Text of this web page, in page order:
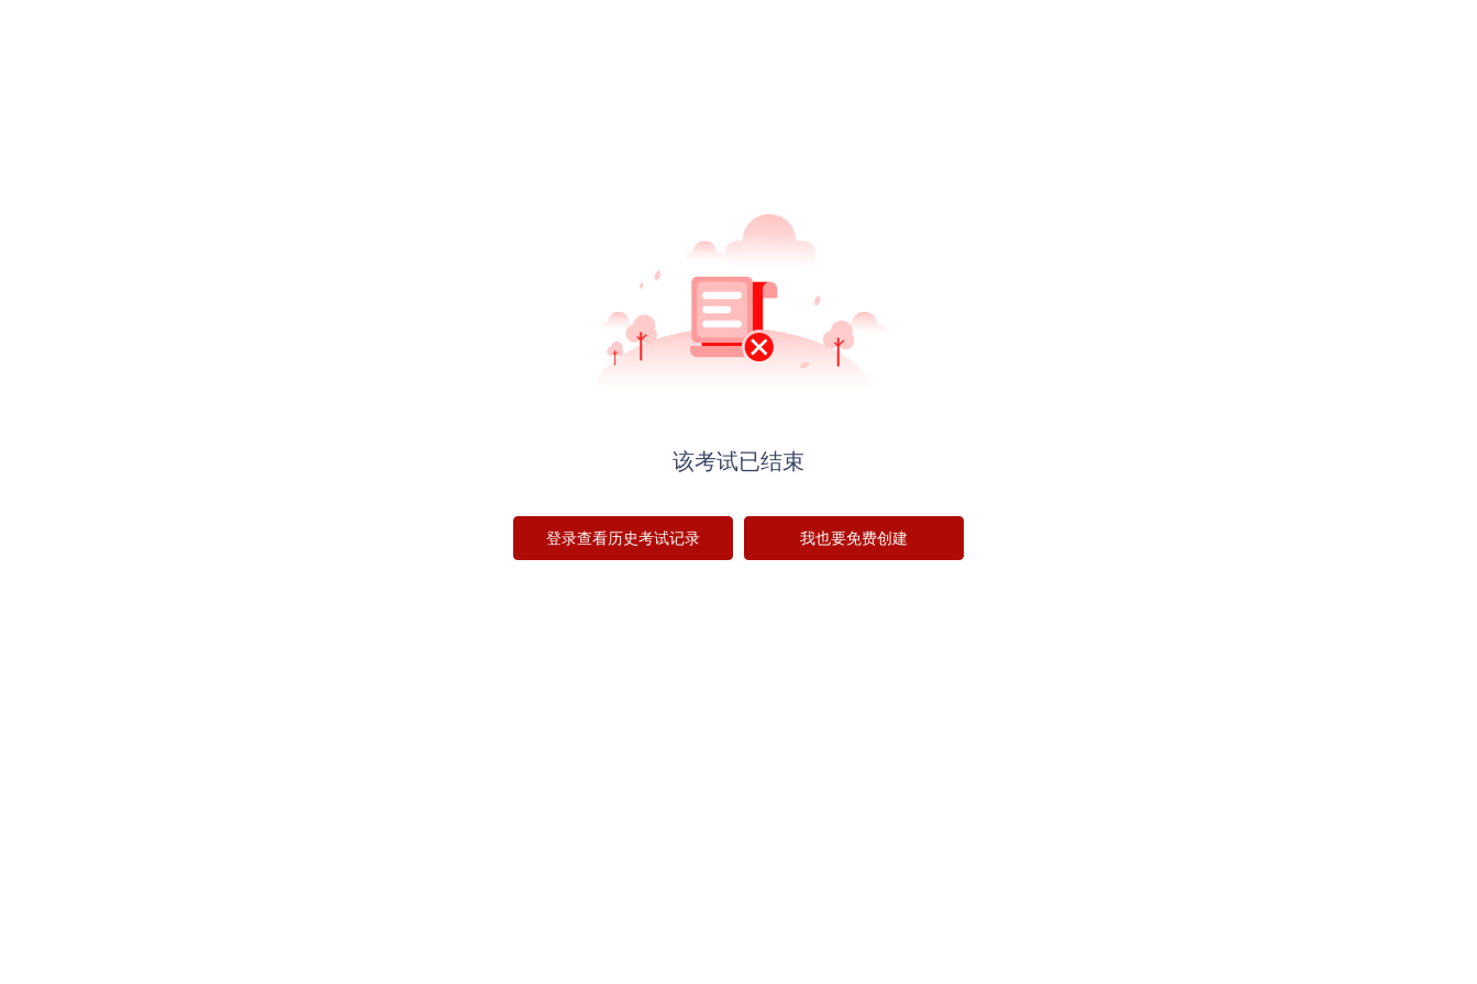
该考试已结束
登录查看历史考试记录 我也要免费创建